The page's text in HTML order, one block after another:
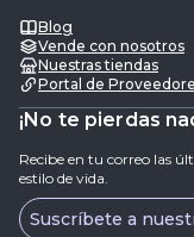
Blog
Vende con nosotros
Nuestras tiendas
Portal de
¡No te pierdas
Recibe en tu correo las
estilo de vida.
Suscríbete a